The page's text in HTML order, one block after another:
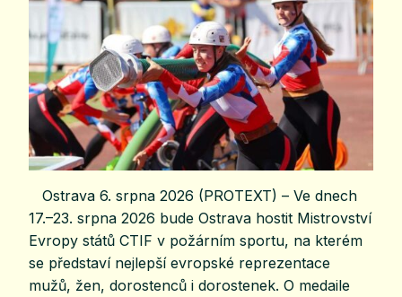
Ostrava 6. srpna 2026 (PROTEXT) – Ve dnech
17.–23. srpna 2026 bude Ostrava hostit Mistrovství
Evropy států CTIF v požárním sportu, na kterém
se představí nejlepší evropské reprezentace
mužů, žen, dorostenců i dorostenek. O medaile